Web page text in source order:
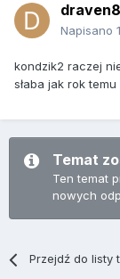
Napisano
kondzik2 raczej
słaba jak rok
Temat
Ten temat
nowych
Przejdź do listy